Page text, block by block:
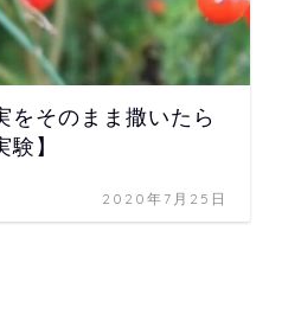
をそのまま撒いたら
】
2020年7月25日